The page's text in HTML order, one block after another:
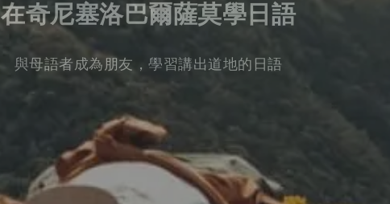
在奇尼塞洛巴爾薩莫學日語
與母語者成為朋友，學習講出道地的日語